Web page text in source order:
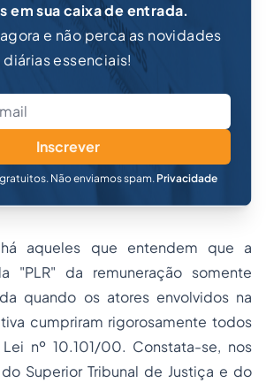
em sua caixa de entrada.
e não perca as novidades
diárias essenciais!
Inscrever
Não enviamos spam. Privacidade
aqueles que entendem que a
"PLR" da remuneração somente
quando os atores envolvidos na
cumpriram rigorosamente todos
nº 10.101/00. Constata-se, nos
Superior Tribunal de Justiça e do